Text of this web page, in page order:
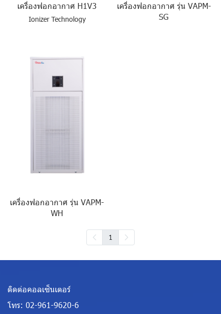
เครื่องฟอกอากาศ H1V3
Ionizer Technology
เครื่องฟอกอากาศ รุ่น VAPM-
SG
เครื่องฟอกอากาศ รุ่น VAPM-
WH
1
ติดต่อคอลเซ็นเตอร์
โทร: 02-961-9620-6